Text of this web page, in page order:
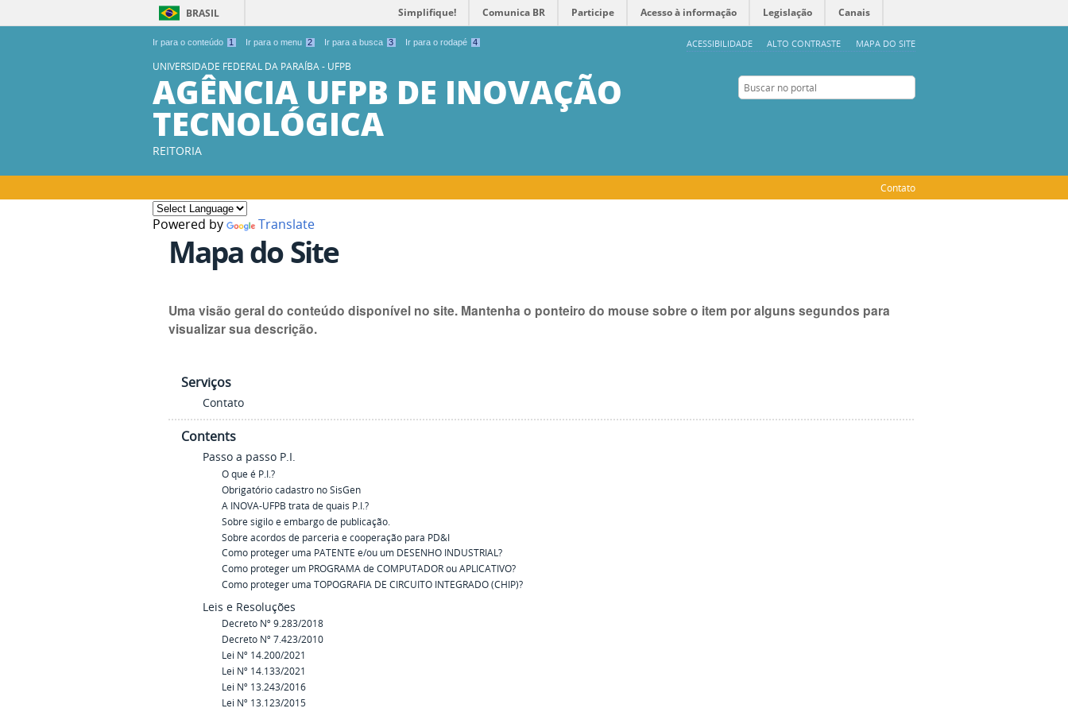
Ir para o conteúdo 1 Ir para o menu 2 Ir para a busca 3 Ir para o rodapé 4 ACESSIBILIDADE ALTO CONTRASTE MAPA DO SITE
BRASIL Simplifique! Comunica BR Participe Acesso à informação Legislação Canais
UNIVERSIDADE FEDERAL DA PARAÍBA - UFPB
AGÊNCIA UFPB DE INOVAÇÃO
TECNOLÓGICA
REITORIA
Buscar no portal
Contato
Powered by Translate
Mapa do Site
Uma visão geral do conteúdo disponível no site. Mantenha o ponteiro do mouse sobre o item por alguns segundos para
visualizar sua descrição.
Serviços
Contato
Contents
Passo a passo P.I.
O que é P.I.?
Obrigatório cadastro no SisGen
A INOVA-UFPB trata de quais P.I.?
Sobre sigilo e embargo de publicação.
Sobre acordos de parceria e cooperação para PD&I
Como proteger uma PATENTE e/ou um DESENHO INDUSTRIAL?
Como proteger um PROGRAMA de COMPUTADOR ou APLICATIVO?
Como proteger uma TOPOGRAFIA DE CIRCUITO INTEGRADO (CHIP)?
Leis e Resoluções
Decreto Nº 9.283/2018
Decreto Nº 7.423/2010
Lei Nº 14.200/2021
Lei Nº 14.133/2021
Lei Nº 13.243/2016
Lei Nº 13.123/2015